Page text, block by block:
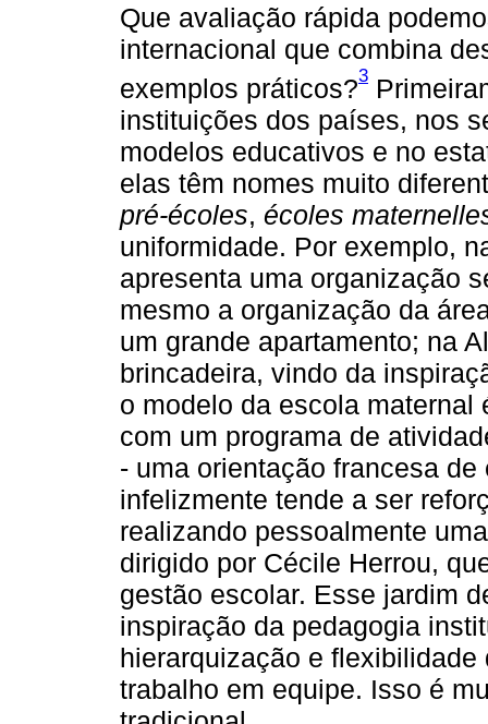
Que avaliação rápida
internacional que combina
exemplos práticos?3
instituições dos países, nos
modelos educativos e no
elas têm nomes muito
pré-écoles, écoles
uniformidade. Por exemplo,
apresenta uma organização
mesmo a organização da
um grande apartamento; na
brincadeira, vindo da
o modelo da escola
com um programa de
- uma orientação francesa
infelizmente tende a ser
realizando pessoalmente
dirigido por Cécile Herrou,
gestão escolar. Esse jardim
inspiração da pedagogia
hierarquização e
trabalho em equipe. Isso é